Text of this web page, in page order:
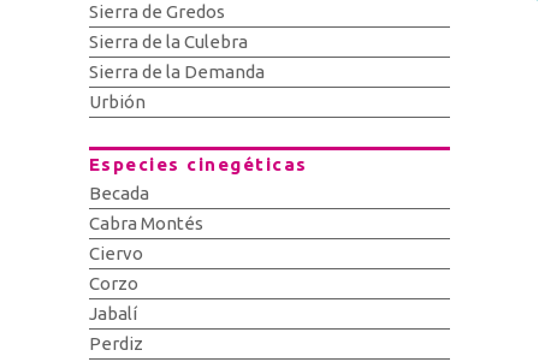
Sierra de Gredos
Sierra de la Culebra
Sierra de la Demanda
Urbión
Especies cinegéticas
Becada
Cabra Montés
Ciervo
Corzo
Jabalí
Perdiz